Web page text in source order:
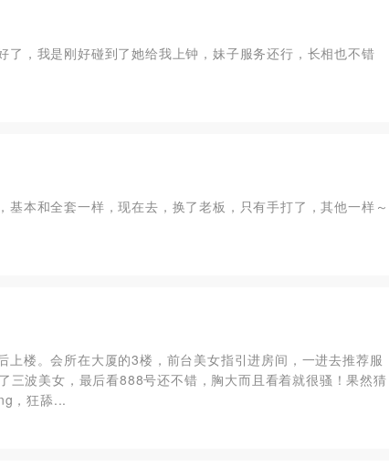
，我是刚好碰到了她给我上钟，妹子服务还行，长相也不错
本和全套一样，现在去，换了老板，只有手打了，其他一样～
楼。会所在大厦的3楼，前台美女指引进房间，一进去推荐服
波美女，最后看888号还不错，胸大而且看着就很骚！果然猜
，狂舔...